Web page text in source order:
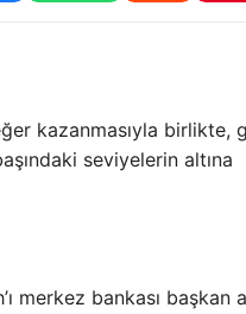
kazanmasıyla birlikte,
seviyelerin altına
merkez bankası başkan